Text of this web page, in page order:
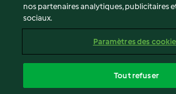
Non-responsabilité
Mentions légales
Contenu du rapport
Déclaration d'accessibilité
nos partenaires analytiques, publicitaires
sociaux.
Paramètres des
Tout refuser